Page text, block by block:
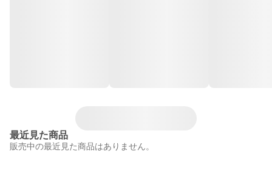
最近見た商品
販売中の最近見た商品はありません。